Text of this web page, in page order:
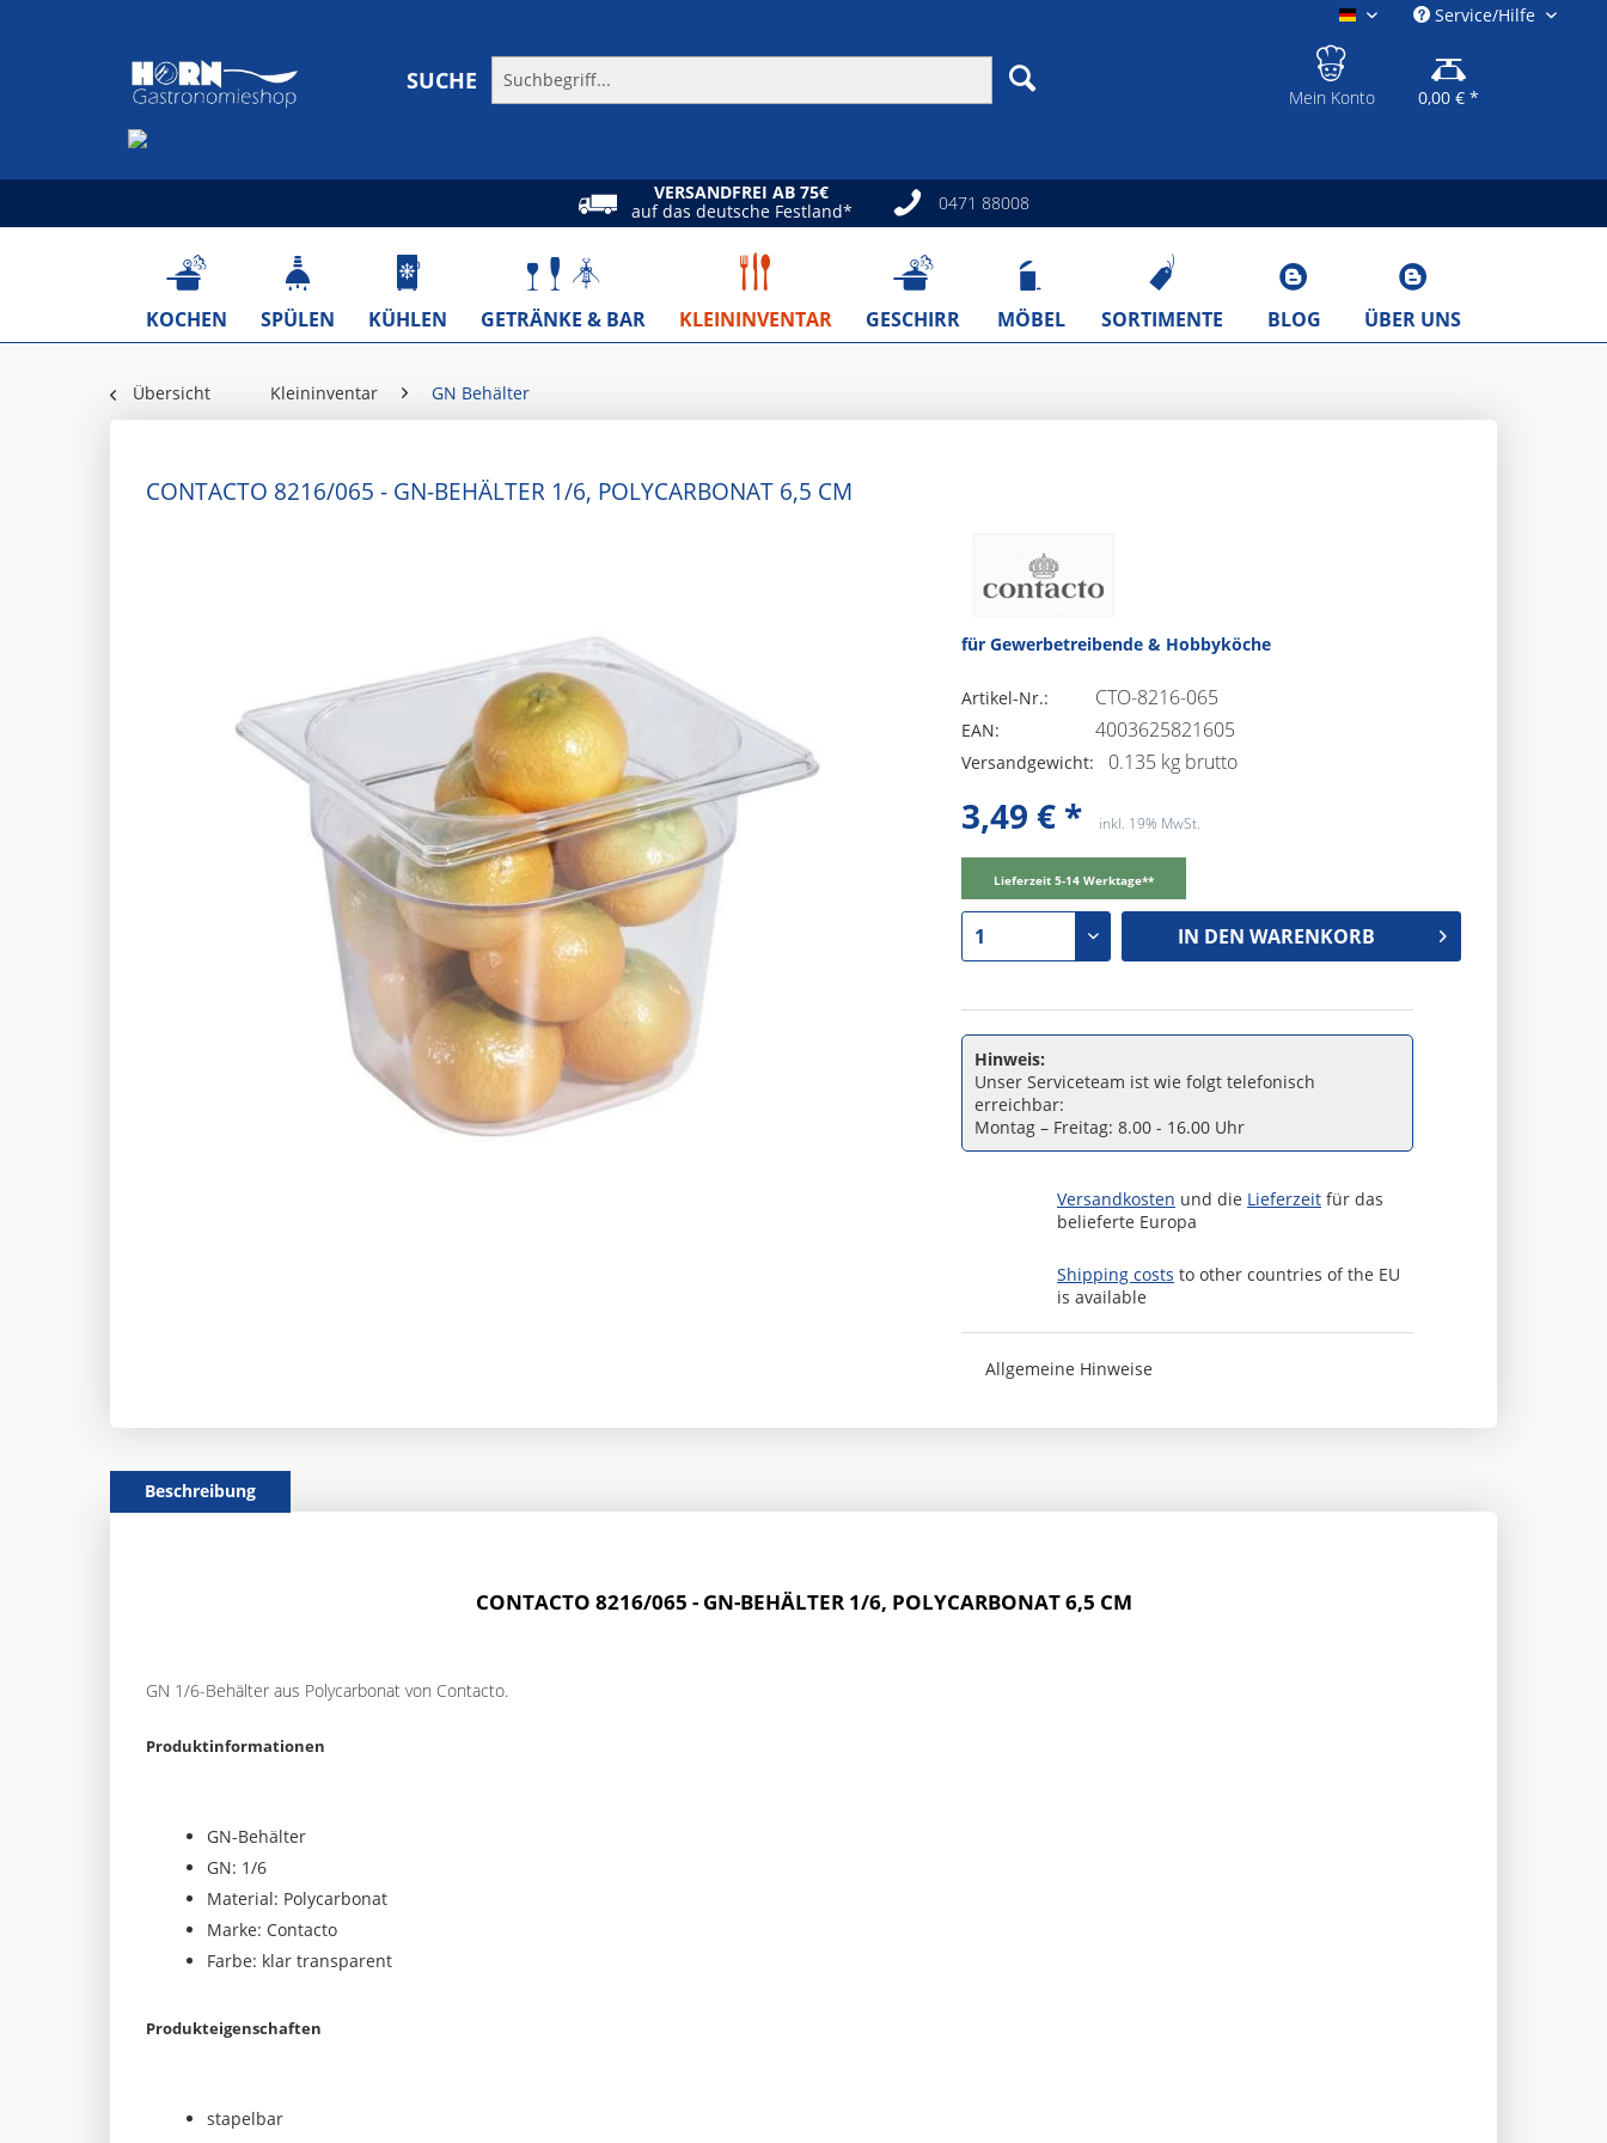
gastronomieshop.eu
Service/Hilfe
SUCHE
Mein Konto 0,00 € *
VERSANDFREI AB 75€
auf das deutsche Festland*
0471 88008
KOCHEN SPÜLEN KÜHLEN GETRÄNKE & BAR KLEININVENTAR GESCHIRR MÖBEL SORTIMENTE BLOG ÜBER UNS
Übersicht Kleininventar GN Behälter
CONTACTO 8216/065 - GN-BEHÄLTER 1/6, POLYCARBONAT 6,5 CM
für Gewerbetreibende & Hobbyköche
Artikel-Nr.: CTO-8216-065
EAN: 4003625821605
Versandgewicht: 0.135 kg brutto
3,49 € * inkl. 19% MwSt.
Lieferzeit 5-14 Werktage**
IN DEN WARENKORB
Hinweis:
Unser Serviceteam ist wie folgt telefonisch
erreichbar:
Montag – Freitag: 8.00 - 16.00 Uhr
Versandkosten und die Lieferzeit für das
belieferte Europa
Shipping costs to other countries of the EU
is available
Allgemeine Hinweise
Beschreibung
CONTACTO 8216/065 - GN-BEHÄLTER 1/6, POLYCARBONAT 6,5 CM
GN 1/6-Behälter aus Polycarbonat von Contacto.
Produktinformationen
GN-Behälter
GN: 1/6
Material: Polycarbonat
Marke: Contacto
Farbe: klar transparent
Produkteigenschaften
stapelbar